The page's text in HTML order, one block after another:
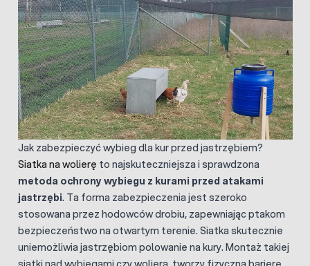
Jak zabezpieczyć wybieg dla kur przed jastrzębiem?
Siatka na wolierę to najskuteczniejsza i sprawdzona
metoda ochrony wybiegu z kurami przed atakami
jastrzębi. Ta forma zabezpieczenia jest szeroko
stosowana przez hodowców drobiu, zapewniając ptakom
bezpieczeństwo na otwartym terenie. Siatka skutecznie
uniemożliwia jastrzębiom polowanie na kury. Montaż takiej